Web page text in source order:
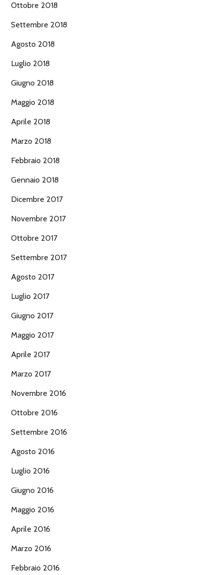
Ottobre 2018
Settembre 2018
Agosto 2018
Luglio 2018
Giugno 2018
Maggio 2018
Aprile 2018
Marzo 2018
Febbraio 2018
Gennaio 2018
Dicembre 2017
Novembre 2017
Ottobre 2017
Settembre 2017
Agosto 2017
Luglio 2017
Giugno 2017
Maggio 2017
Aprile 2017
Marzo 2017
Novembre 2016
Ottobre 2016
Settembre 2016
Agosto 2016
Luglio 2016
Giugno 2016
Maggio 2016
Aprile 2016
Marzo 2016
Febbraio 2016